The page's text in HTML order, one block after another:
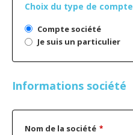
Choix du type de compte
Compte société
Je suis un particulier
Informations société
Nom de la société *